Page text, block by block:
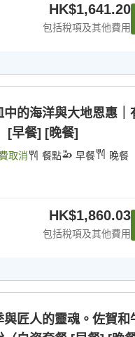
HK$1,641.20
包括稅項及其他費用
中的海洋與大地恩惠
[早餐] [晚餐]
取消 餐點 早餐 晚餐
HK$1,860.03
包括稅項及其他費用
匠人的靈魂。佐賀